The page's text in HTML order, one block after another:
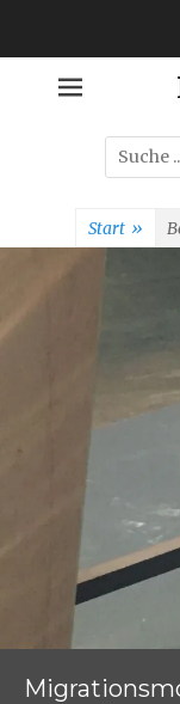
Suche
nach:
Start »